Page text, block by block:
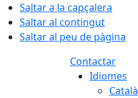
Saltar a la capçalera
Saltar al contingut
Saltar al peu de pàgina
Contactar
Idiomes
Català